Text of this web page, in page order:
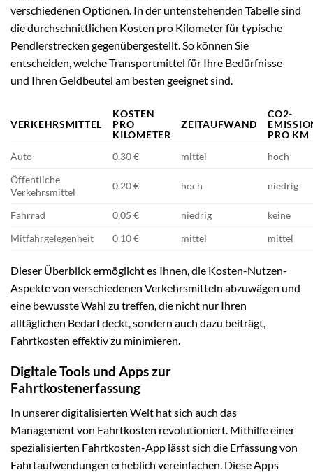
verschiedenen Optionen. In der untenstehenden Tabelle sind
die durchschnittlichen Kosten pro Kilometer für typische
Pendlerstrecken gegenübergestellt. So können Sie
entscheiden, welche Transportmittel für Ihre Bedürfnisse
und Ihren Geldbeutel am besten geeignet sind.
VERKEHRSMITTEL
KOSTEN
PRO
KILOMETER
ZEITAUFWAND
CO2-
PRO KM
Auto
0,30 € mittel
hoch
Öffentliche
Verkehrsmittel
0,20 € hoch niedrig
Fahrrad 0,05 € niedrig
keine
Mitfahrgelegenheit
0,10 € mittel mittel
Dieser Überblick ermöglicht es Ihnen, die Kosten-Nutzen-
Aspekte von verschiedenen Verkehrsmitteln abzuwägen und
eine bewusste Wahl zu treffen, die nicht nur Ihren
alltäglichen Bedarf deckt, sondern auch dazu beiträgt,
Fahrtkosten effektiv zu minimieren.
Digitale Tools und Apps zur
Fahrtkostenerfassung
In unserer digitalisierten Welt hat sich auch das
Management von Fahrtkosten revolutioniert. Mithilfe einer
spezialisierten Fahrtkosten-App lässt sich die Erfassung von
Fahrtaufwendungen erheblich vereinfachen. Diese Apps